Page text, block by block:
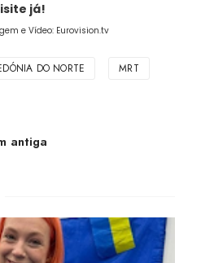
já!
e Vídeo: Eurovision.tv
DO NORTE MRT
antiga